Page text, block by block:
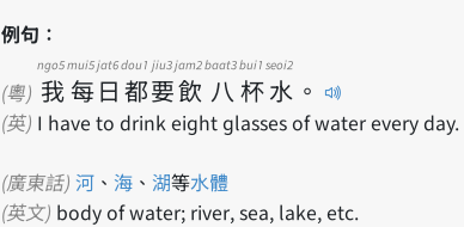
例句：
(粵) 我
ngo5
每
mui5
日
jat6
都
dou1
要
jiu3
飲
jam2
八
baat3
杯
bui1
水
seoi2
。
(英) I have to drink eight glasses of water every day.
(廣東話) 河 、 海 、 湖等水體
(英文) body of water; river, sea, lake, etc.